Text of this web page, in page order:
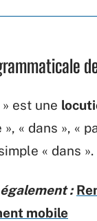
est une
», « dans », «
« dans ».
:
mobile